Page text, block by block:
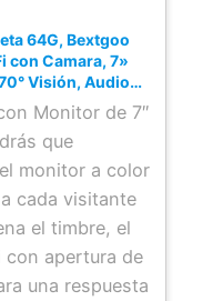
64G, Bextgoo
con Camara, 7»
Visión, Audio
Visión
Monitor de 7″
que
monitor a color
cada visitante
el timbre, el
apertura de
una respuesta